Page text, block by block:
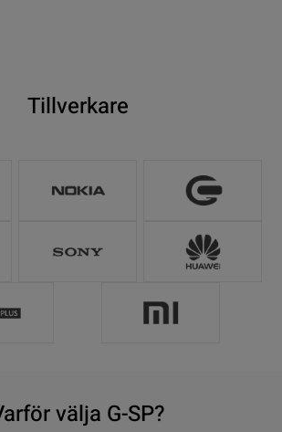
Tillverkare
välja G-SP?